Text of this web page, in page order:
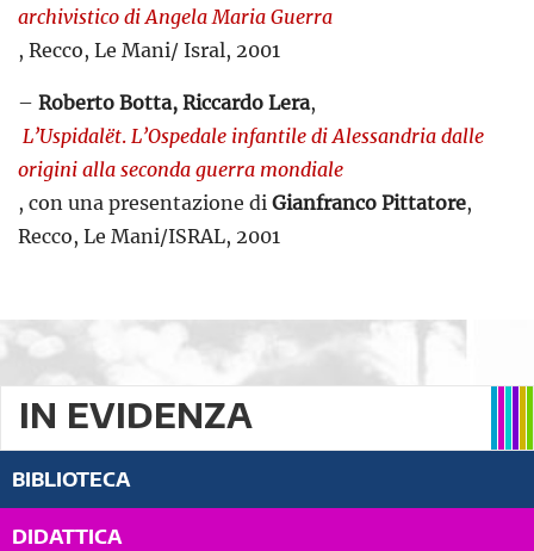
archivistico di Angela Maria Guerra
, Recco, Le Mani/ Isral, 2001
– Roberto Botta, Riccardo Lera,
L’Uspidalët. L’Ospedale infantile di Alessandria dalle
origini alla seconda guerra mondiale
, con una presentazione di Gianfranco Pittatore,
Recco, Le Mani/ISRAL, 2001
IN EVIDENZA
BIBLIOTECA
DIDATTICA